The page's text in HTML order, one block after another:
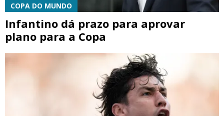
COPA DO MUNDO
Infantino dá prazo para aprovar
plano para a Copa